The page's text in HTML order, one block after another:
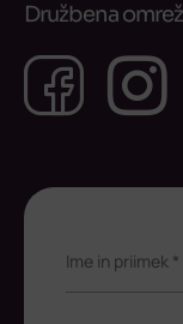
Družbena
Ime in priimek *